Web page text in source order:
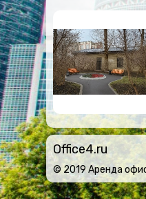
Office4.ru
© 2019 Аренда